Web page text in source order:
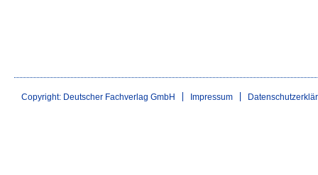
Copyright: Deutscher Fachverlag GmbH Impressum